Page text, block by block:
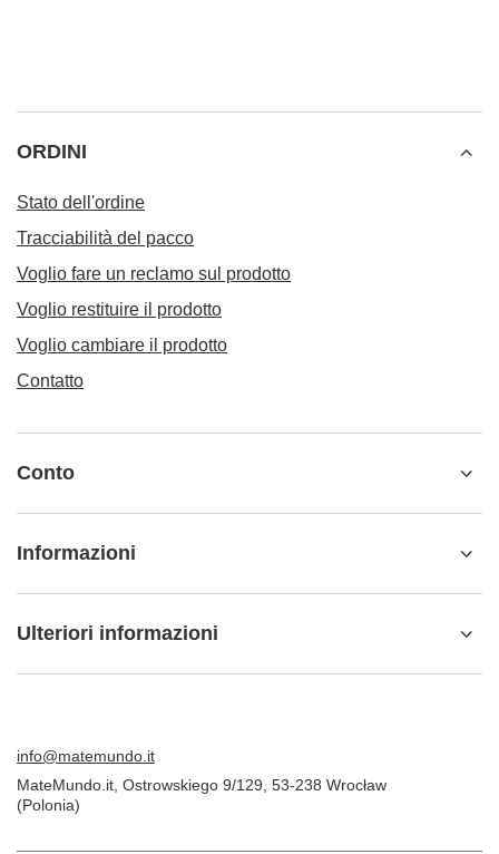
ORDINI
Stato dell'ordine
Tracciabilità del pacco
Voglio fare un reclamo sul prodotto
Voglio restituire il prodotto
Voglio cambiare il prodotto
Contatto
Conto
Informazioni
Ulteriori informazioni
info@matemundo.it
MateMundo.it Ostrowskiego 9/129 53-238 Wrocław
(Polonia)